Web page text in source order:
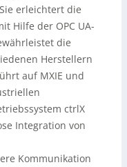
erleichtert die
Hilfe der OPC UA-
die
Herstellern
auf MXIE und
ctrlX
Integration von
Kommunikation